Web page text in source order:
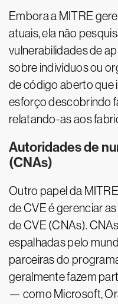
Embora a MITRE
atuais, ela não
vulnerabilidades de
sobre indivíduos ou
de código aberto que
esforço descobrindo
relatando-as aos
Autoridades de
(CNAs)
Outro papel da
de CVE é gerenciar
de CVE (CNAs).
espalhadas pelo
parceiras do
geralmente fazem
— como Microsoft,